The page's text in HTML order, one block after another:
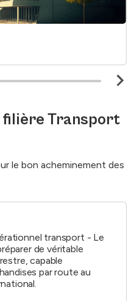
filière Transport
le bon acheminement des
transport - Le
de véritable
capable
par route au